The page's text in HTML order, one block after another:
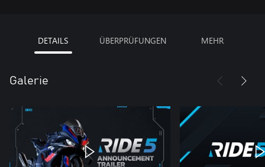
DETAILS ÜBERPRÜFUNGEN MEHR
Galerie